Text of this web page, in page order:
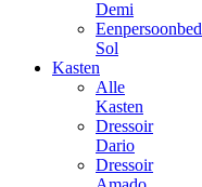
Demi
Eenpersoonbed
Sol
Kasten
Alle
Kasten
Dressoir
Dario
Dressoir